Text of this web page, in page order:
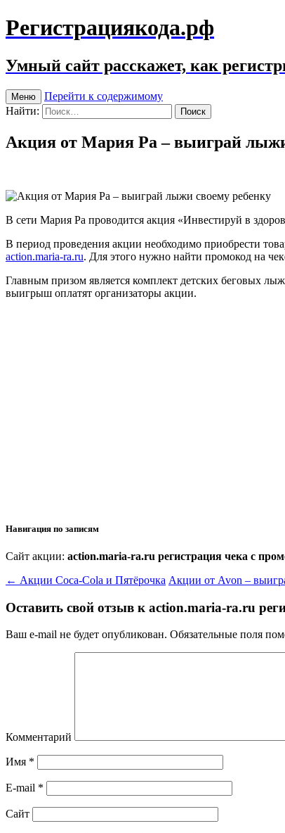
Регистрациякода.рф
Умный сайт расскажет, как
Меню
Перейти к содержимому
Найти:
Акция от Мария Ра – выиграй
В сети Мария Ра проводится акция «Инвестируй в
В период проведения акции необходимо приобрести
action.maria-ra.ru. Для этого нужно найти промокод на
Главным призом является комплект детских беговых
выигрыш оплатят организаторы акции.
Навигация по записям
Сайт акции: action.maria-ra.ru регистрация чека с
← Акции Coca-Cola и Пятёрочка Акции от Avon –
Оставить свой отзыв к action.maria-ra.ru
Ваш e-mail не будет опубликован. Обязательные поля
Комментарий
Имя *
E-mail *
Сайт